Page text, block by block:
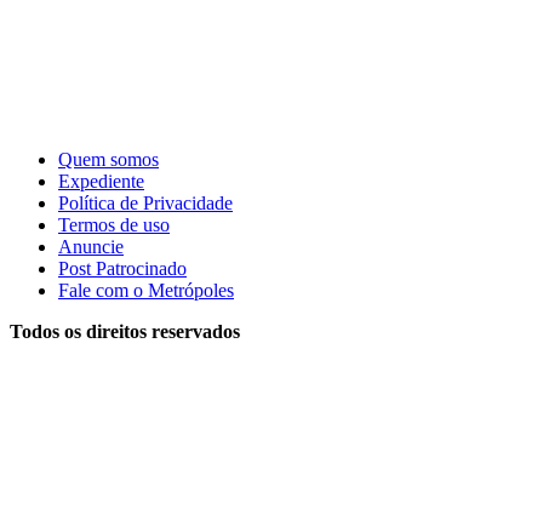
Quem somos
Expediente
Política de Privacidade
Termos de uso
Anuncie
Post Patrocinado
Fale com o Metrópoles
Todos os direitos reservados